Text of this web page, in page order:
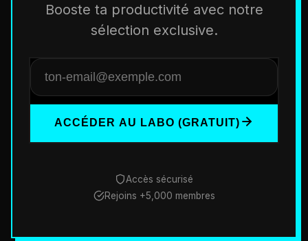
Booste ta productivité avec notre
sélection exclusive.
ACCÉDER AU LABO (GRATUIT)
Accès sécurisé
Rejoins +5,000 membres